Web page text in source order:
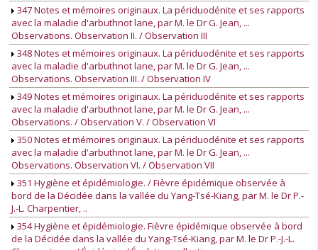
347 Notes et mémoires originaux. La périduodénite et ses rapports
avec la maladie d'arbuthnot lane, par M. le Dr G. Jean, ...
Observations. Observation II. / Observation III
348 Notes et mémoires originaux. La périduodénite et ses rapports
avec la maladie d'arbuthnot lane, par M. le Dr G. Jean, ...
Observations. Observation III. / Observation IV
349 Notes et mémoires originaux. La périduodénite et ses rapports
avec la maladie d'arbuthnot lane, par M. le Dr G. Jean, ...
Observations. / Observation V. / Observation VI
350 Notes et mémoires originaux. La périduodénite et ses rapports
avec la maladie d'arbuthnot lane, par M. le Dr G. Jean, ...
Observations. Observation VI. / Observation VII
351 Hygiène et épidémiologie. / Fièvre épidémique observée à
bord de la Décidée dans la vallée du Yang-Tsé-Kiang, par M. le Dr P.-
J.-L. Charpentier, ..
354 Hygiène et épidémiologie. Fièvre épidémique observée à bord
de la Décidée dans la vallée du Yang-Tsé-Kiang, par M. le Dr P.-J.-L.